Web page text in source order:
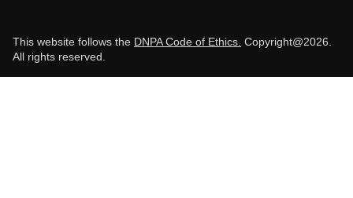
This website follows the DNPA Code of Ethics. Copyright@2026.
All rights reserved.